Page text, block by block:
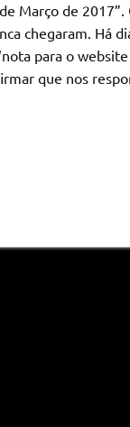
Março de
chegaram. Há
para o
que nos